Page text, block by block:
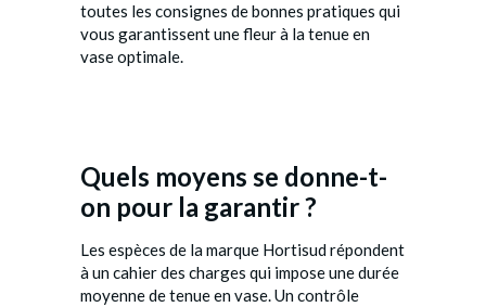
toutes les consignes de bonnes pratiques qui
vous garantissent une fleur à la tenue en
vase optimale.
Quels moyens se donne-t-
on pour la garantir ?
Les espèces de la marque Hortisud répondent
à un cahier des charges qui impose une durée
moyenne de tenue en vase. Un contrôle